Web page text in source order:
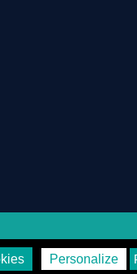
Vie Privée
Personalize